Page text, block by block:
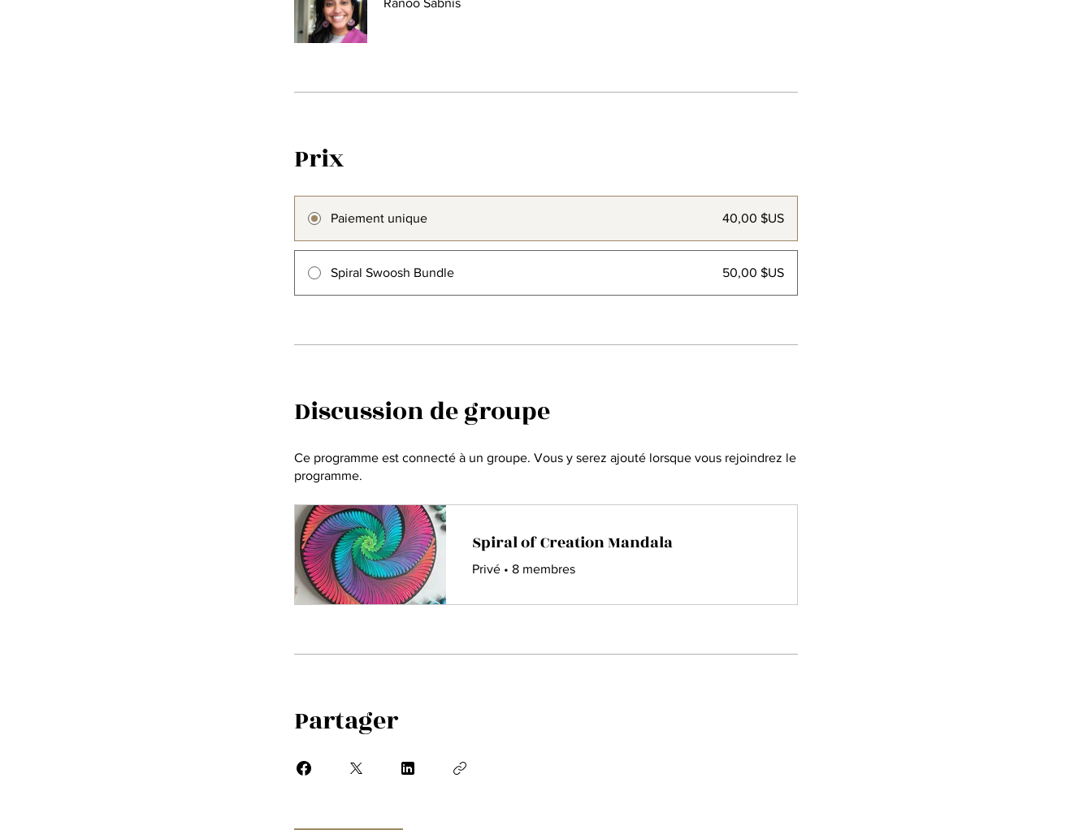
Ranoo Sabnis
Prix
Paiement unique 40,00 $US
Spiral Swoosh Bundle 50,00 $US
Discussion de groupe
Ce programme est connecté à un groupe. Vous y serez ajouté lorsque vous rejoindrez le
programme.
Spiral of Creation Mandala
Privé • 8 membres
Partager